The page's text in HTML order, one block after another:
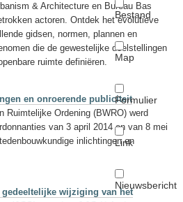
Bestand
Map
Formulier
Link
Nieuwsbericht
& Architecture en Bureau Bas
actoren. Ontdek het evolutieve
gidsen, normen, plannen en
die de gewestelijke doelstellingen
ruimte definiëren.
en onroerende publiciteit
Ruimtelijke Ordening (BWRO) werd
van 3 april 2014 en van 8 mei
inlichtingen en
wijziging van het